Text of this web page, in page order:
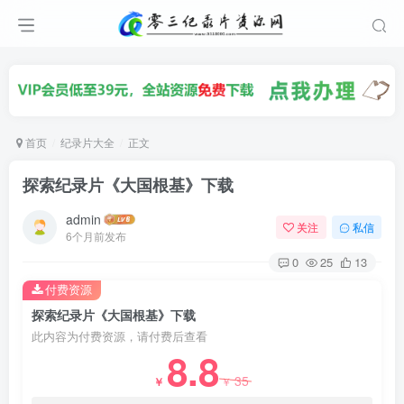
首页 纪录片大全 正文
探索纪录片《大国根基》下载
admin
6个月前发布
关注 私信
0 25 13
探索纪录片《大国根基》下载
此内容为付费资源，请付费后查看
￥ 8.8￥35
付费资源